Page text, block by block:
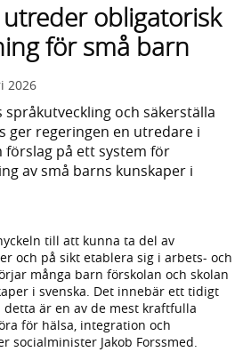
obligatorisk
för små barn
2026
och säkerställa
ger regeringen en utredare i
på ett system för
av små barns kunskaper i
till att kunna ta del av
och på sikt etablera sig i arbets- och
många barn förskolan och skolan
i svenska. Det innebär ett tidigt
är en av de mest kraftfulla
för hälsa, integration och
socialminister Jakob Forssmed.